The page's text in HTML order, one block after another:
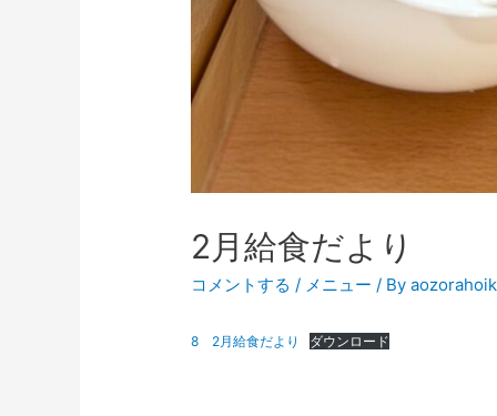
2月給食だより
コメントする / メニュー / By
8 2月給食だより ダウンロード